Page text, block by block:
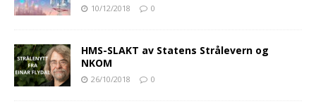
10/12/2018 0
HMS-SLAKT av Statens Strålevern og
NKOM
26/10/2018 0